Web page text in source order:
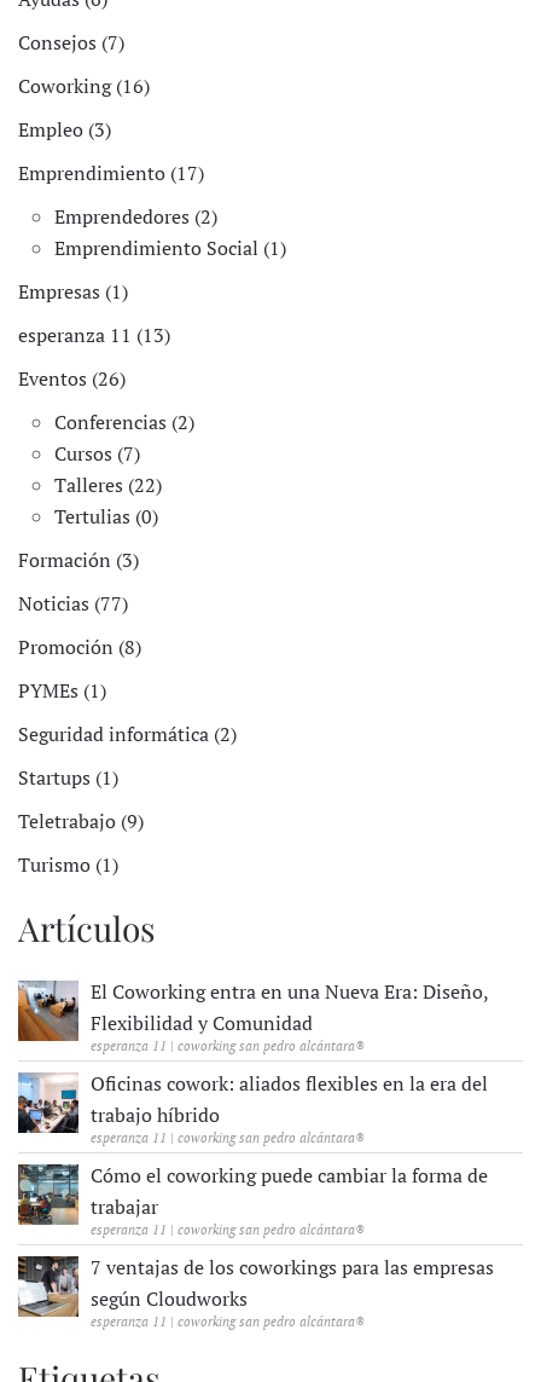
Consejos (7)
Coworking (16)
Empleo (3)
Emprendimiento (17)
Emprendedores (2)
Emprendimiento Social (1)
Empresas (1)
esperanza 11 (13)
Eventos (26)
Conferencias (2)
Cursos (7)
Talleres (22)
Tertulias (0)
Formación (3)
Noticias (77)
Promoción (8)
PYMEs (1)
Seguridad informática (2)
Startups (1)
Teletrabajo (9)
Turismo (1)
Artículos
El Coworking entra en una Nueva Era: Diseño,
Flexibilidad y Comunidad
esperanza 11 | coworking san pedro alcántara®
Oficinas cowork: aliados flexibles en la era del
trabajo híbrido
esperanza 11 | coworking san pedro alcántara®
Cómo el coworking puede cambiar la forma de
trabajar
esperanza 11 | coworking san pedro alcántara®
7 ventajas de los coworkings para las empresas
según Cloudworks
esperanza 11 | coworking san pedro alcántara®